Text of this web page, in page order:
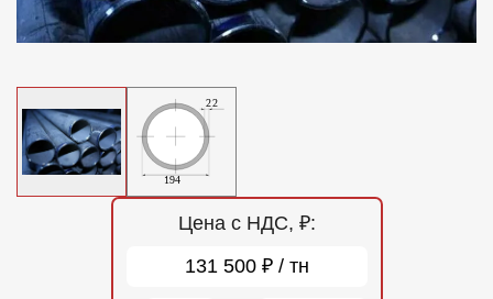
Цена с НДС, ₽:
131 500 ₽ / тн